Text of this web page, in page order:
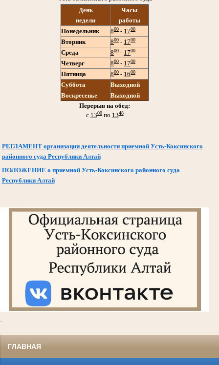
День
недели
Часы
работы
Понедельник
800 - 1700
Вторник 800 - 1700
Среда 800 - 1700
Четверг 800 - 1700
Пятница 800 - 1600
Суббота
Выходной
Воскресенье
Выходной
Перерыв на обед:
с 1300по 1348
РЕГЛАМЕНТ организации деятельности приемной Усть-Коксинского
районного суда Республики Алтай
ПОЛОЖЕНИЕ о приемной Усть-Коксинского районного суда
Республики Алтай
ГЛАВНАЯ